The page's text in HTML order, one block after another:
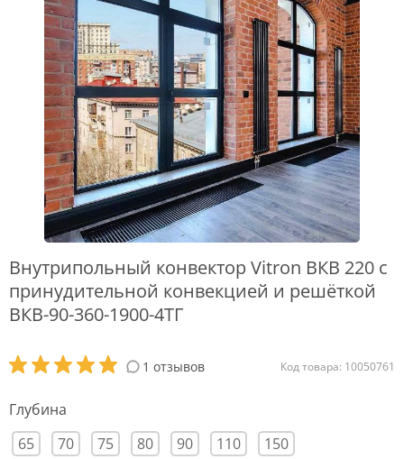
Внутрипольный конвектор Vitron ВКВ 220 с
принудительной конвекцией и решёткой
ВКВ-90-360-1900-4ТГ
1 отзывов Код товара: 10050761
Глубина
65
70 75 80 90 110 150